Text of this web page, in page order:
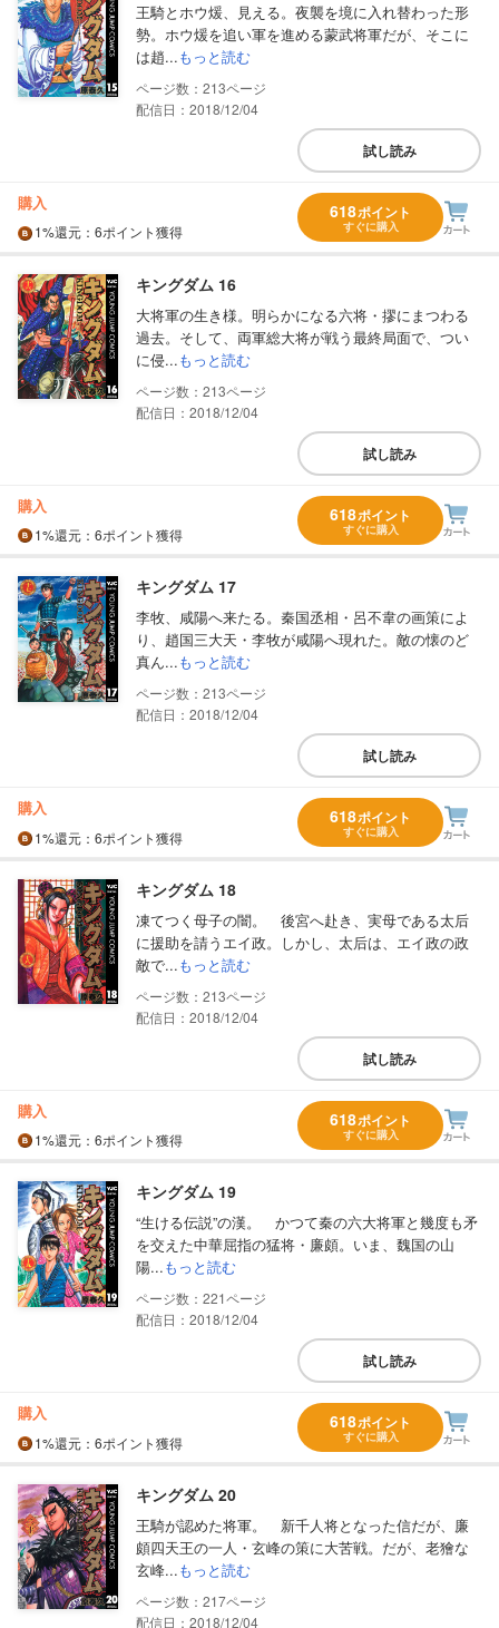
王騎とホウ煖、見える。夜襲を境に入れ替わった形
勢。ホウ煖を追い軍を進める蒙武将軍だが、そこに
は趙...もっと読む
213
配信日：2018/12/04
試し読み
購入
1%還元 ：6ポイント獲得
618ポイント
すぐに購入
キングダム 16
大将軍の生き様。明らかになる六将・摎にまつわる
過去。そして、両軍総大将が戦う最終局面で、つい
に侵...もっと読む
213
配信日：2018/12/04
試し読み
購入
1%還元 ：6ポイント獲得
618ポイント
すぐに購入
キングダム 17
李牧、咸陽へ来たる。秦国丞相・呂不韋の画策によ
り、趙国三大天・李牧が咸陽へ現れた。敵の懐のど
真ん...もっと読む
213
配信日：2018/12/04
試し読み
購入
1%還元 ：6ポイント獲得
618ポイント
すぐに購入
キングダム 18
凍てつく母子の闇。 後宮へ赴き、実母である太后
に援助を請うエイ政。しかし、太后は、エイ政の政
敵で...もっと読む
213
配信日：2018/12/04
試し読み
購入
1%還元 ：6ポイント獲得
618ポイント
すぐに購入
キングダム 19
“生ける伝説”の漢。 かつて秦の六大将軍と幾度も矛
を交えた中華屈指の猛将・廉頗。いま、魏国の山
陽...もっと読む
221
配信日：2018/12/04
試し読み
購入
1%還元 ：6ポイント獲得
618ポイント
すぐに購入
キングダム 20
王騎が認めた将軍。 新千人将となった信だが、廉
頗四天王の一人・玄峰の策に大苦戦。だが、老獪な
玄峰...もっと読む
217
配信日：2018/12/04